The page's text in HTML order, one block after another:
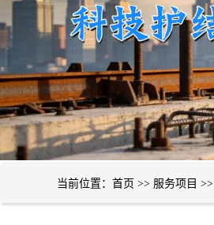
当前位置： 首页 >> 服务项目 >>